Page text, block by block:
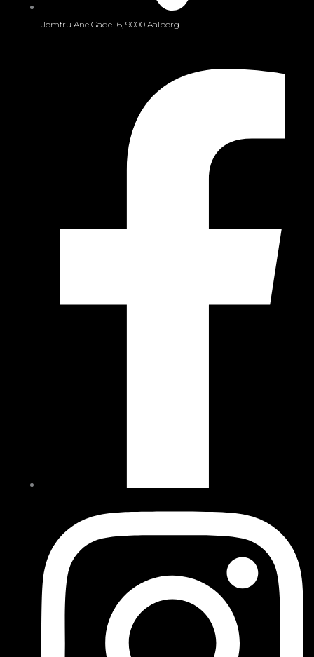
Jomfru Ane Gade 16, 9000 Aalborg